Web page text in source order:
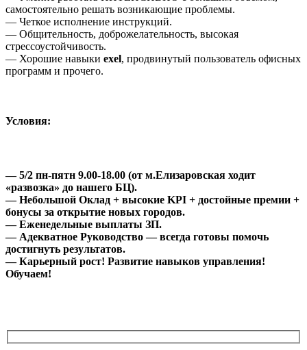
самостоятельно решать возникающие проблемы.
— Четкое исполнение инструкций.
— Общительность, доброжелательность, высокая
стрессоустойчивость.
— Хорошие навыки exel, продвинутый пользователь офисных
программ и прочего.
Условия:
— 5/2 пн-пятн 9.00-18.00 (от м.Елизаровская ходит
«развозка» до нашего БЦ).
— Небольшой Оклад + высокие KPI + достойные премии +
бонусы за открытие новых городов.
—Еженедельные выплаты ЗП.
— Адекватное Руководство — всегда готовы помочь
достигнуть результатов.
— Карьерный рост! Развитие навыков управления!
Обучаем!